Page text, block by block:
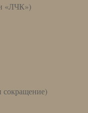
«ЛЧК»)
сокращение)